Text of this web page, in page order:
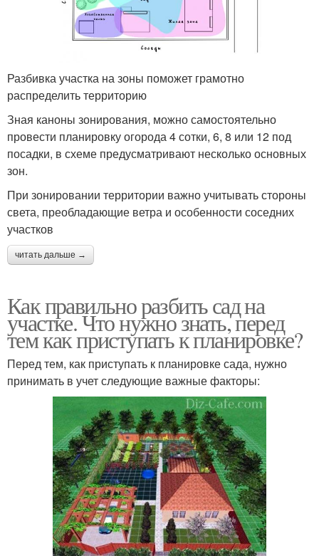
Разбивка участка на зоны поможет грамотно
распределить территорию
Зная каноны зонирования, можно самостоятельно
провести планировку огорода 4 сотки, 6, 8 или 12 под
посадки, в схеме предусматривают несколько основных
зон.
При зонировании территории важно учитывать стороны
света, преобладающие ветра и особенности соседних
участков
читать дальше →
Как правильно разбить сад на
участке. Что нужно знать, перед
тем как приступать к планировке?
Перед тем, как приступать к планировке сада, нужно
принимать в учет следующие важные факторы: